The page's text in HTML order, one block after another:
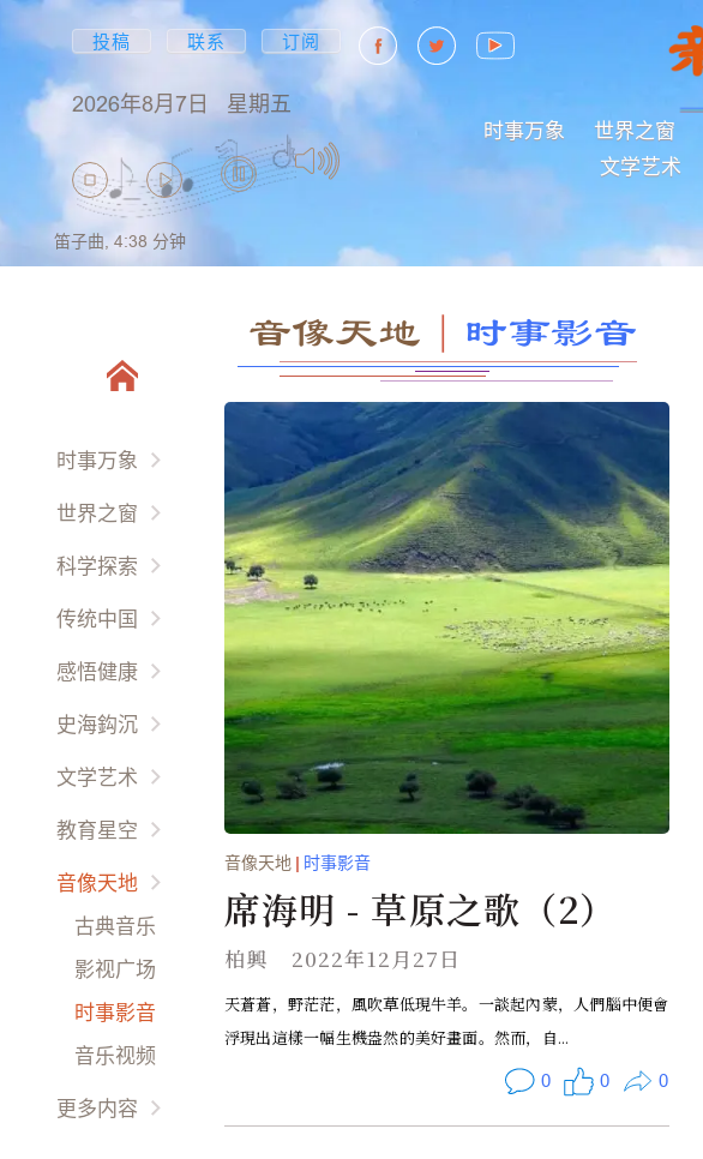
投稿 联系 订阅
2026年8月7日 星期五
时事万象 世界之窗
文学艺术
笛子曲, 4:38 分钟
时事万象
两岸三地
财经动态
娱乐干线
時尚精品
世界之窗
他鄉异客
环球风情
西哲信仰
科学探索
宇宙時空
生命奥秘
传统中国
以人为鉴
天朝盛事
文化道德
民风民俗
感悟健康
先科新觉
幽情雅趣
感悟生活
才艺方圆
生活百科
男来女往
礼仪职场
美食厨艺
史海鈎沉
世界史话
風雲人物
文学艺术
专栏作家
现代文学
教育星空
小画家
我在成长
故事文学
琴童园地
育才有道
音像天地
古典音乐
影视广场
时事影音
音乐视频
更多内容
音像天地 时事影音
音像天地 | 时事影音
席海明 - 草原之歌（2）
柏興 2022年12月27日
天蒼蒼，野茫茫，風吹草低現牛羊。一談起內蒙，人們腦中便會
浮現出這樣一幅生機盎然的美好畫面。然而，自...
0 0 0